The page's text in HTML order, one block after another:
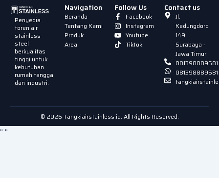
Penyedia
toren air
stainless
steel
berkualitas
tinggi untuk
kebutuhan
rumah tangga
dan industri.
Navigation
Beranda
Tentang Kami
Produk
Area
Follow Us
Facebook
Instagram
Youtube
Tiktok
Contact us
Jl.
Kedungdoro
149
Surabaya -
Jawa Timur
081398889581
081398889581
© 2026 Tangkiairstainless.id. All Rights Reserved.
" "